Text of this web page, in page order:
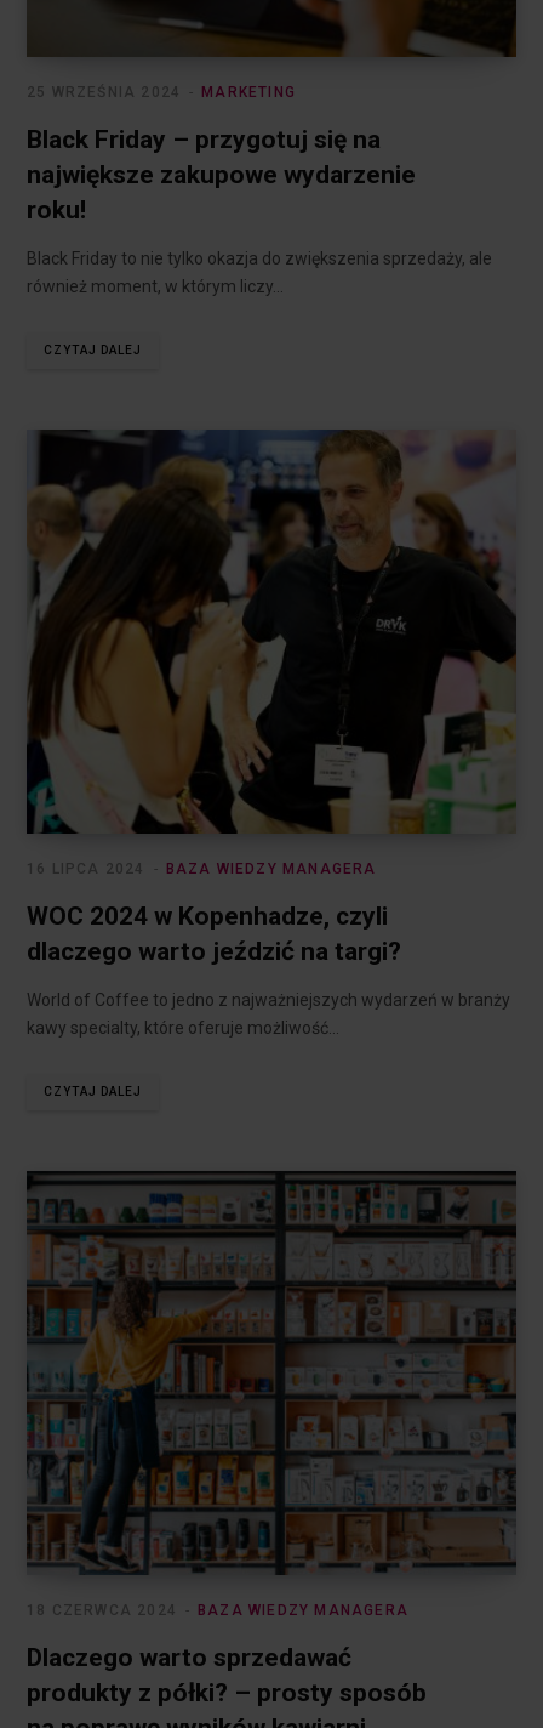
MARKETING
25 WRZEŚNIA 2024
Black Friday – przygotuj się na
największe zakupowe wydarzenie
roku!
Black Friday to nie tylko okazja do zwiększenia sprzedaży, ale
również moment, w którym liczy…
CZYTAJ DALEJ
BAZA WIEDZY MANAGERA
16 LIPCA 2024
WOC 2024 w Kopenhadze, czyli
dlaczego warto jeździć na targi?
World of Coffee to jedno z najważniejszych wydarzeń w branży
kawy specialty, które oferuje możliwość…
CZYTAJ DALEJ
BAZA WIEDZY MANAGERA
18 CZERWCA 2024
Dlaczego warto sprzedawać
produkty z półki? – prosty sposób